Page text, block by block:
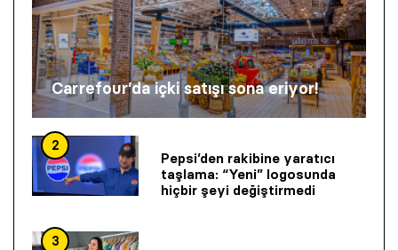
Carrefour’da içki satışı sona eriyor!
2
Pepsi’den rakibine yaratıcı
taşlama: “Yeni” logosunda
hiçbir şeyi değiştirmedi
3